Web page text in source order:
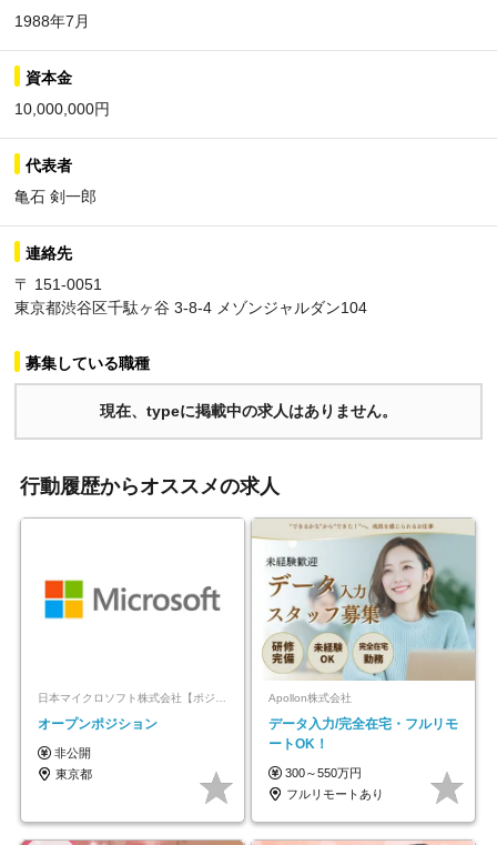
1988年7月
資本金
10,000,000円
代表者
亀石 剣一郎
連絡先
〒 151-0051
東京都渋谷区千駄ヶ谷 3-8-4 メゾンジャルダン104
募集している職種
現在、typeに掲載中の求人はありません。
行動履歴からオススメの求人
オープンポジション
非公開
東京都
Apollon株式会社
データ入力/完全在宅・フルリモ
ートOK！
300～550万円
フルリモートあり